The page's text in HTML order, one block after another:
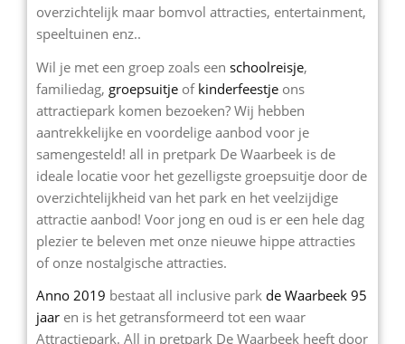
overzichtelijk maar bomvol attracties, entertainment,
speeltuinen enz..
Wil je met een groep zoals een schoolreisje,
familiedag, groepsuitje of kinderfeestje ons
attractiepark komen bezoeken? Wij hebben
aantrekkelijke en voordelige aanbod voor je
samengesteld! all in pretpark De Waarbeek is de
ideale locatie voor het gezelligste groepsuitje door de
overzichtelijkheid van het park en het veelzijdige
attractie aanbod! Voor jong en oud is er een hele dag
plezier te beleven met onze nieuwe hippe attracties
of onze nostalgische attracties.
Anno 2019 bestaat all inclusive park de Waarbeek 95
jaar en is het getransformeerd tot een waar
Attractiepark. All in pretpark De Waarbeek heeft door